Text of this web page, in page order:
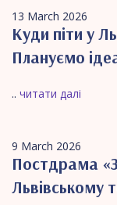
13 March 2026
Куди піти у
Плануємо
.. читати далі
9 March 2026
Постдрама
Львівському